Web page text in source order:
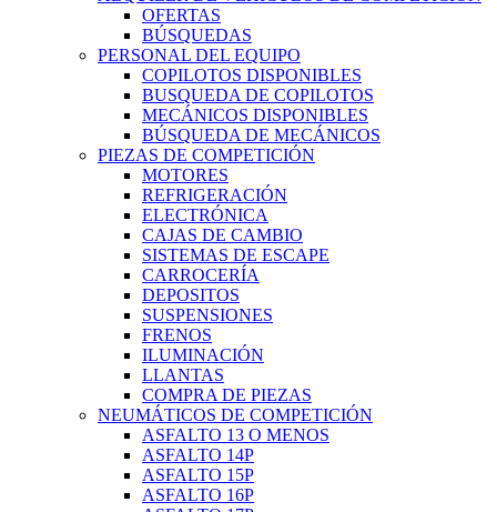
OFERTAS
BÚSQUEDAS
PERSONAL DEL EQUIPO
COPILOTOS DISPONIBLES
BUSQUEDA DE COPILOTOS
MECÁNICOS DISPONIBLES
BÚSQUEDA DE MECÁNICOS
PIEZAS DE COMPETICIÓN
MOTORES
REFRIGERACIÓN
ELECTRÓNICA
CAJAS DE CAMBIO
SISTEMAS DE ESCAPE
CARROCERÍA
DEPOSITOS
SUSPENSIONES
FRENOS
ILUMINACIÓN
LLANTAS
COMPRA DE PIEZAS
NEUMÁTICOS DE COMPETICIÓN
ASFALTO 13 O MENOS
ASFALTO 14P
ASFALTO 15P
ASFALTO 16P